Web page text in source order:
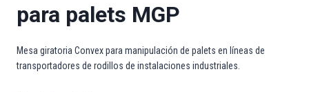
para palets MGP
Mesa giratoria Convex para manipulación de palets en líneas de
transportadores de rodillos de instalaciones industriales.